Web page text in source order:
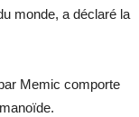
monde, a déclaré la
Memic comporte